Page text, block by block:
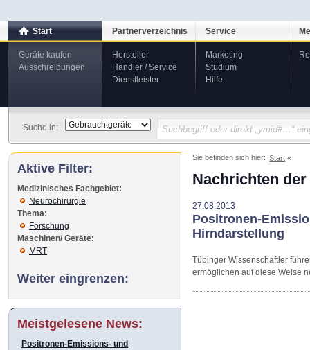
Start
Geräte kaufen
Ausschreibungen
Partnerverzeichnis
Hersteller
Händler / Service
Dienstleister
Service
Marketing
Studium
Hilfe
Suche in:
Sie befinden sich hier: Start
Nachrichten
27.08.2013
Positronen-
Hirndarstellung
Tübinger Wissenschaftler
ermöglichen auf diese Weise
Aktive Filter:
Medizinisches Fachgebiet:
Neurochirurgie
Thema:
Forschung
Maschinen/ Geräte:
MRT
Weiter eingrenzen:
Meistgelesene News:
Positronen-Emissions- und